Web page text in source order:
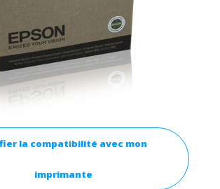
la compatibilité avec mon
imprimante